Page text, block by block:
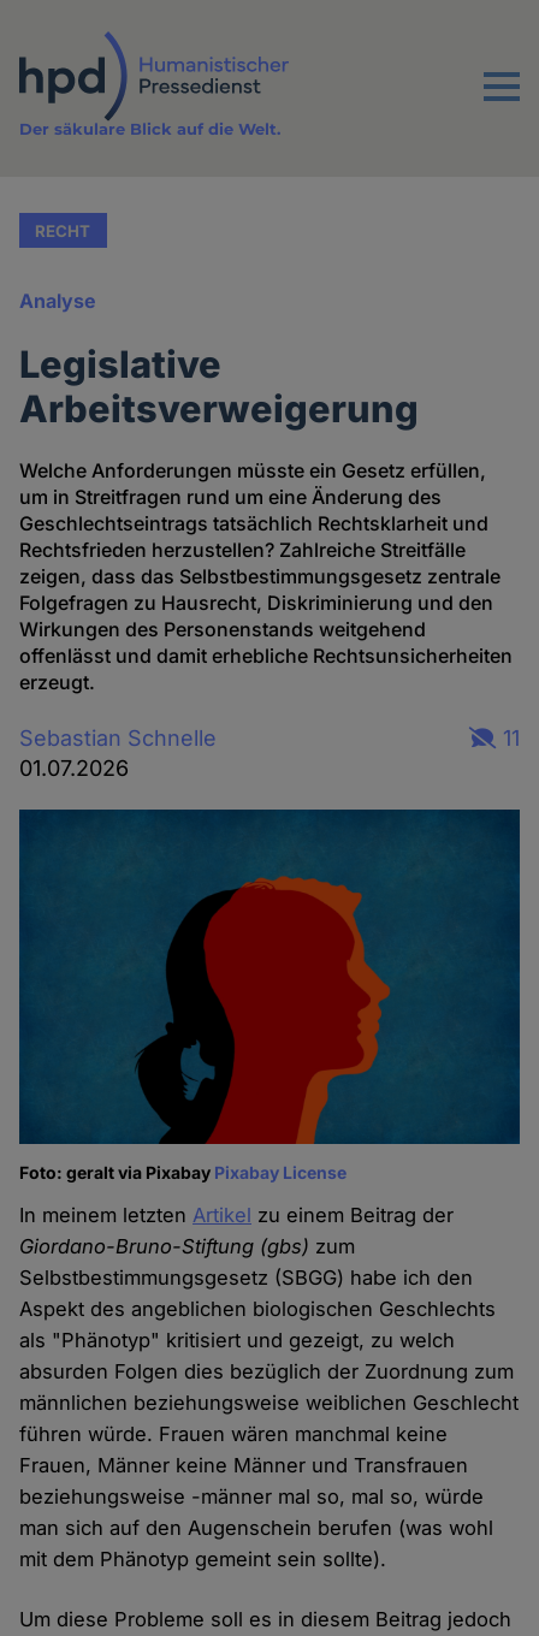
Inhalt
Menu
Der säkulare Blick auf die Welt.
RECHT
Analyse
Legislative
Arbeitsverweigerung
Welche Anforderungen müsste ein Gesetz erfüllen,
um in Streitfragen rund um eine Änderung des
Geschlechtseintrags tatsächlich Rechtsklarheit und
Rechtsfrieden herzustellen? Zahlreiche Streitfälle
zeigen, dass das Selbstbestimmungsgesetz zentrale
Folgefragen zu Hausrecht, Diskriminierung und den
Wirkungen des Personenstands weitgehend
offenlässt und damit erhebliche Rechtsunsicherheiten
erzeugt.
Sebastian Schnelle
01.07.2026
11
Foto: geralt via Pixabay Pixabay License
In meinem letzten Artikel zu einem Beitrag der
Giordano-Bruno-Stiftung (gbs) zum
Selbstbestimmungsgesetz (SBGG) habe ich den
Aspekt des angeblichen biologischen Geschlechts
als "Phänotyp" kritisiert und gezeigt, zu welch
absurden Folgen dies bezüglich der Zuordnung zum
männlichen beziehungsweise weiblichen Geschlecht
führen würde. Frauen wären manchmal keine
Frauen, Männer keine Männer und Transfrauen
beziehungsweise -männer mal so, mal so, würde
man sich auf den Augenschein berufen (was wohl
mit dem Phänotyp gemeint sein sollte).
Um diese Probleme soll es in diesem Beitrag jedoch